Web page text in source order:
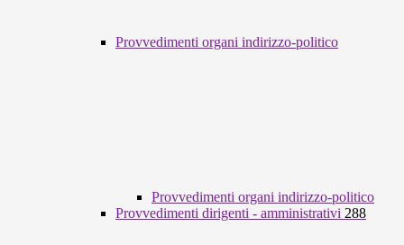
Provvedimenti organi indirizzo-politico
Provvedimenti organi indirizzo-politico
Provvedimenti dirigenti - amministrativi 288